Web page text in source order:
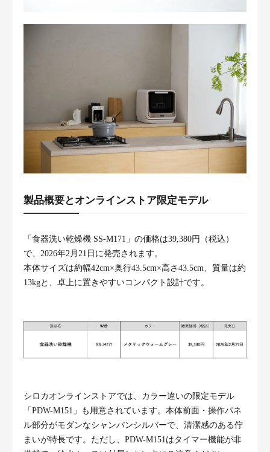
製品概要とオンラインストア限定モデル
「食器洗い乾燥機 SS-M171」の価格は39,380円（税込）
で、2026年2月21日に発売されます。
本体サイズは約幅42cm×奥行43.5cm×高さ43.5cm、質量は約
13kgと、卓上に置きやすいコンパクト設計です。
シロカオンラインストアでは、カラー違いの限定モデル
「PDW-M151」も用意されています。本体前面・操作パネ
ル部分がモダンなシャンパンシルバーで、清潔感のある佇
まいが特長です。ただし、PDW-M151はタイマー機能が非